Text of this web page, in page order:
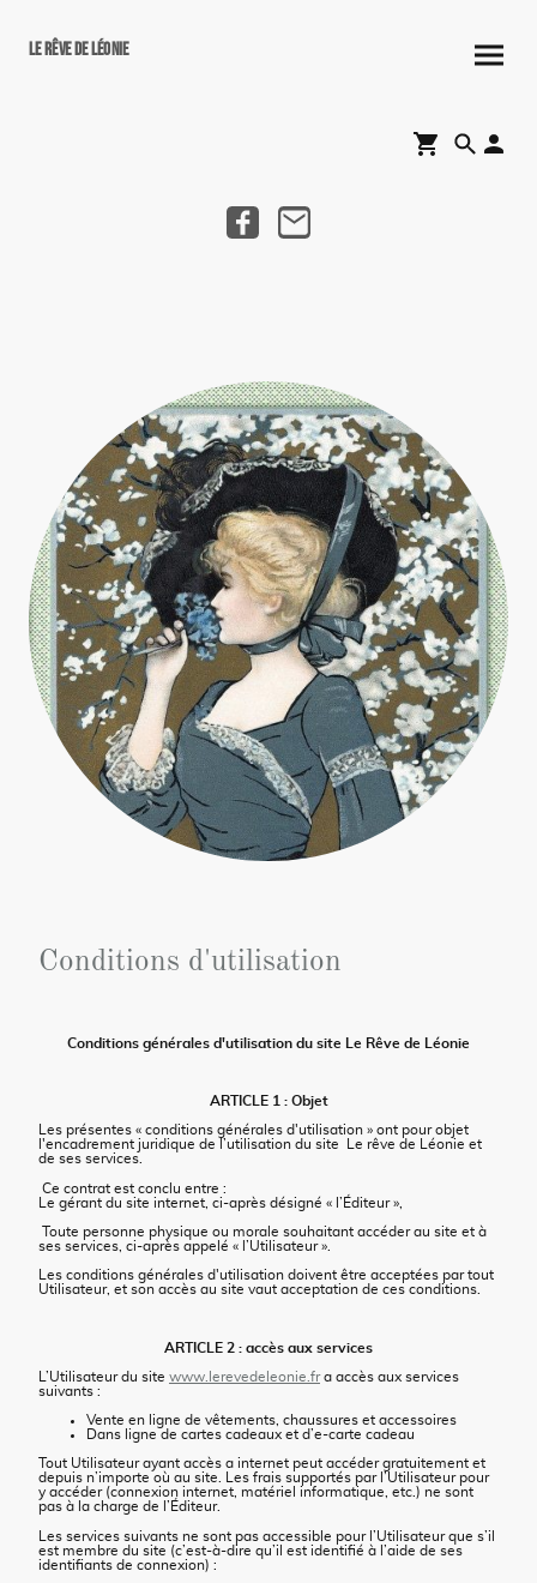
Le rêve de Léonie
Conditions d'utilisation
Conditions générales d'utilisation du site Le Rêve de Léonie
ARTICLE 1 : Objet
Les présentes « conditions générales d'utilisation » ont pour objet
l'encadrement juridique de l’utilisation du site Le rêve de Léonie et
de ses services.
Ce contrat est conclu entre :
Le gérant du site internet, ci-après désigné « l’Éditeur »,
Toute personne physique ou morale souhaitant accéder au site et à
ses services, ci-après appelé « l’Utilisateur ».
Les conditions générales d'utilisation doivent être acceptées par tout
Utilisateur, et son accès au site vaut acceptation de ces conditions.
ARTICLE 2 : accès aux services
L’Utilisateur du site www.lerevedeleonie.fra accès aux services
suivants :
Vente en ligne de vêtements, chaussures et accessoires
Dans ligne de cartes cadeaux et d’e-carte cadeau
Tout Utilisateur ayant accès a internet peut accéder gratuitement et
depuis n’importe où au site. Les frais supportés par l’Utilisateur pour
y accéder (connexion internet, matériel informatique, etc.) ne sont
pas à la charge de l’Éditeur.
Les services suivants ne sont pas accessible pour l’Utilisateur que s’il
est membre du site (c’est-à-dire qu’il est identifié à l’aide de ses
identifiants de connexion) :